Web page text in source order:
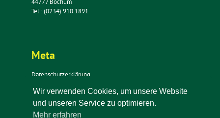
44777 Bochum
Tel.: (0234) 910 1891
Meta
Datenschutzerklärung
Impressum
Kontakt
Newsletter
Wir verwenden Cookies, um unsere Website
und unseren Service zu optimieren.
Mehr erfahren